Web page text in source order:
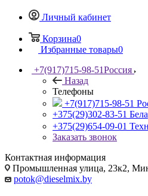
Личный кабинет
Корзина0
Избранные товары0
+7(917)715-98-51Россия
Назад
Телефоны
+7(917)715-98-51
+375(29)302-83-51
+375(29)654-09-01
Заказать звонок
Контактная информация
Промышленная улица, 23к2,
potok@dieselmix.by